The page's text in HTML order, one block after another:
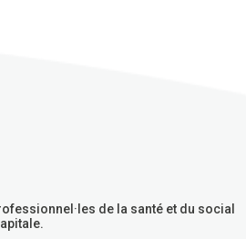
de la santé et du social